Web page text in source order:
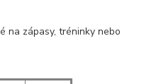
na zápasy, tréninky nebo